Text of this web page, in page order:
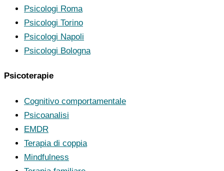
Psicologi Roma
Psicologi Torino
Psicologi Napoli
Psicologi Bologna
Psicoterapie
Cognitivo comportamentale
Psicoanalisi
EMDR
Terapia di coppia
Mindfulness